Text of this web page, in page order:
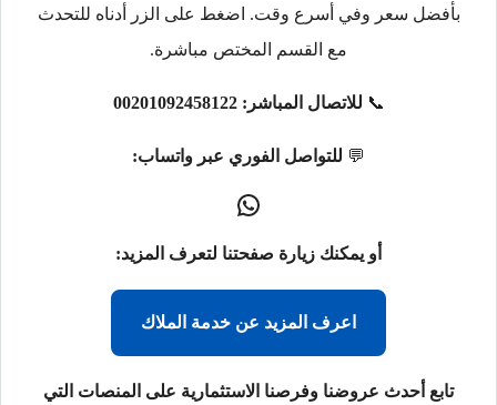
بأفضل سعر وفي أسرع وقت. اضغط على الزر أدناه للتحدث
مع القسم المختص مباشرة.
📞 للاتصال المباشر: 00201092458122
💬 للتواصل الفوري عبر واتساب:
أو يمكنك زيارة صفحتنا لتعرف المزيد:
اعرف المزيد عن خدمة الملاك
تابع أحدث عروضنا وفرصنا الاستثمارية على المنصات التي